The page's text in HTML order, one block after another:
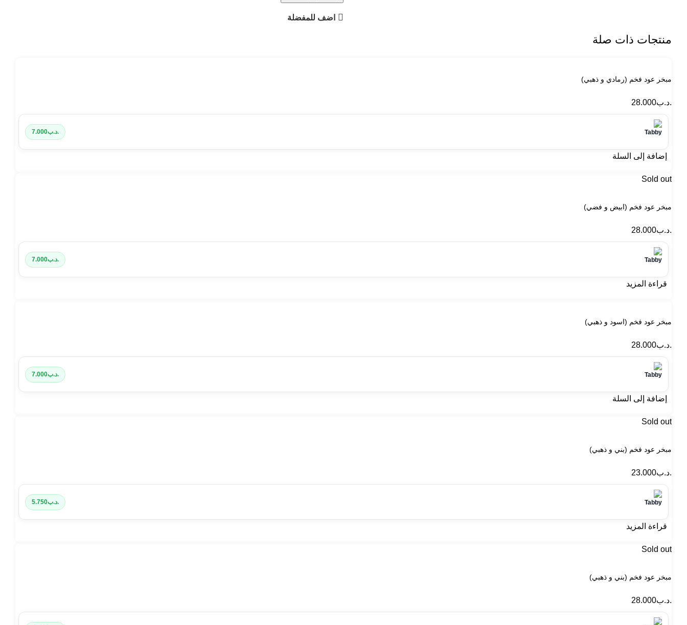
و
اضف للمفضلة
منتجات ذات صلة
مبخر عود فخم (رمادي و ذهبي)
.د.ب28.000
.د.ب7.000
إضافة إلى السلة
Sold out
مبخر عود فخم (ابيض و فضي)
.د.ب28.000
.د.ب7.000
قراءة المزيد
مبخر عود فخم (اسود و ذهبي)
.د.ب28.000
.د.ب7.000
إضافة إلى السلة
Sold out
مبخر عود فخم (بني و ذهبي)
.د.ب23.000
.د.ب5.750
قراءة المزيد
Sold out
مبخر عود فخم (بني و ذهبي)
.د.ب28.000